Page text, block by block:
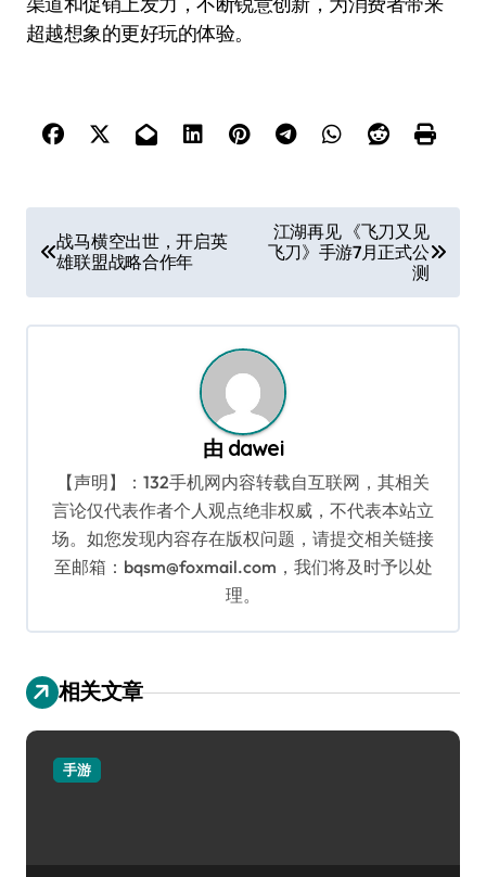
超越想象的更好玩的体验。
章
导
航
战马横空出世，开启英
雄联盟战略合作年
江湖再见 《飞刀又见
飞刀》手游7月正式公
测
由 dawei
【声明】：132手机网内容转载自互联网，其相关
言论仅代表作者个人观点绝非权威，不代表本站立
场。如您发现内容存在版权问题，请提交相关链接
至邮箱：bqsm@foxmail.com，我们将及时予以处
理。
相关文章
手游